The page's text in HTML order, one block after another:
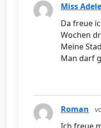
Miss Adele
Da freue
Wochen
Meine
Man darf
Roman